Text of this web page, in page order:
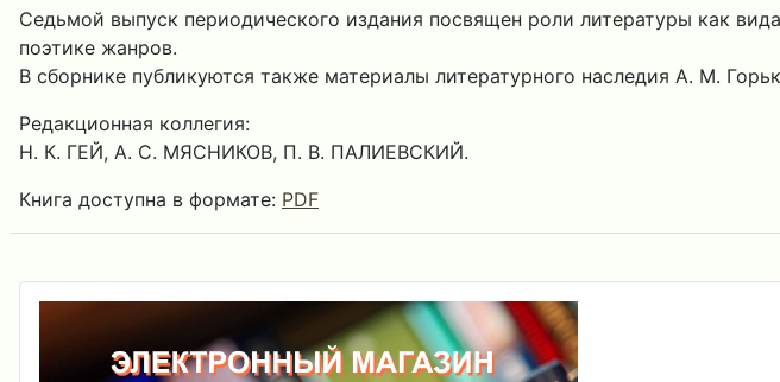
Седьмой выпуск периодического издания посвящен роли литературы как
поэтике жанров.
В сборнике публикуются также материалы литературного наследия А. М.
Редакционная коллегия:
Н. К. ГЕЙ, А. С. МЯСНИКОВ, П. В. ПАЛИЕВСКИЙ.
Книга доступна в формате: PDF